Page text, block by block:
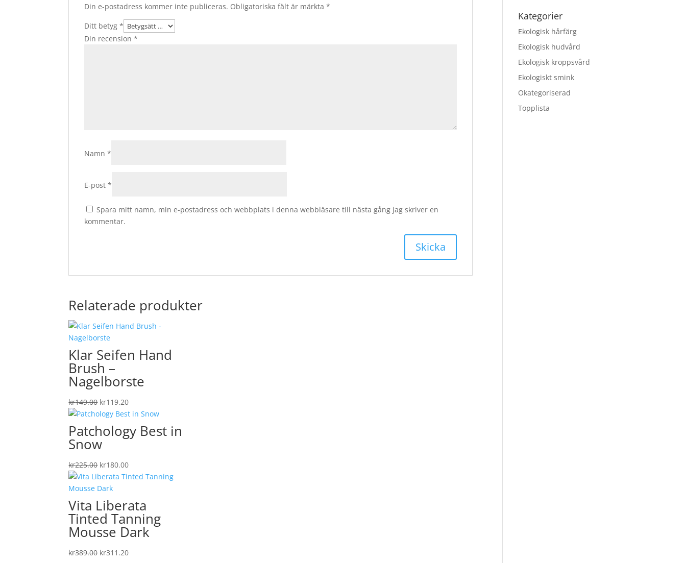
Din e-postadress kommer inte publiceras. Obligatoriska fält är märkta*
Ditt betyg*
Din recension*
Namn*
E-post*
Spara mitt namn, min e-postadress och webbplats i denna webbläsare till nästa gång jag skriver en
kommentar.
Relaterade produkter
Klar Seifen Hand
Brush –
Nagelborste
kr149.00 Det
ursprungliga
priset
var:
kr149.00.
kr119.20Det
nuvarande
priset
är:
Patchology Best in
Snow
kr225.00 Det
ursprungliga
priset
var:
kr225.00.
kr180.00Det
nuvarande
är:
kr180.00.
Vita Liberata
Tinted Tanning
Mousse Dark
kr389.00 Det
kr311.20Det
Kategorier
Ekologisk hårfärg
Ekologisk hudvård
Ekologisk kroppsvård
Ekologiskt smink
Okategoriserad
Topplista